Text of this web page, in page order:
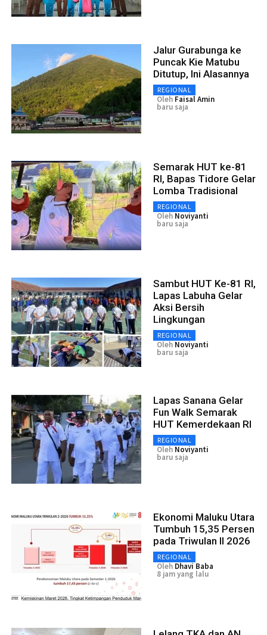
Jalur Gurabunga ke
Puncak Kie Matubu
Ditutup, Ini Alasannya
REGIONAL
Oleh Faisal Amin
baru saja
Semarak HUT ke-81
RI, Bapas Tidore Gelar
Lomba Tradisional
REGIONAL
Oleh Noviyanti
baru saja
Sambut HUT Ke-81 RI,
Lapas Labuha Gelar
Aksi Bersih
Lingkungan
REGIONAL
Oleh Noviyanti
baru saja
Lapas Sanana Gelar
Fun Walk Semarak
HUT Kemerdekaan RI
REGIONAL
Oleh Noviyanti
baru saja
Ekonomi Maluku Utara
Tumbuh 15,35 Persen
pada Triwulan II 2026
REGIONAL
Oleh Dhavi Baba
8 jam yang lalu